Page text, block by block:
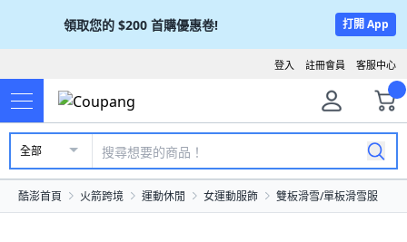
領取您的 $200 首購優惠卷! 打開 App
客服中心
註冊會員
登入
全部
酷澎首頁 火箭跨境 運動休閒 女運動服飾 雙板滑雪/單板滑雪服